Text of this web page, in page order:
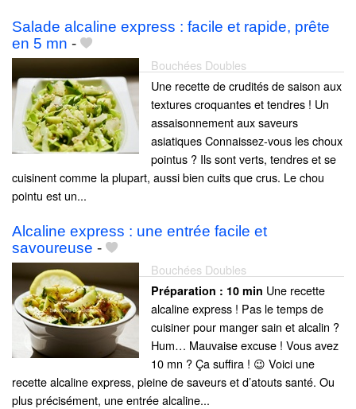
Salade alcaline express : facile et rapide, prête
en 5 mn -
Bouchées Doubles
Une recette de crudités de saison aux
textures croquantes et tendres ! Un
assaisonnement aux saveurs
asiatiques Connaissez-vous les choux
pointus ? Ils sont verts, tendres et se
cuisinent comme la plupart, aussi bien cuits que crus. Le chou
pointu est un...
Alcaline express : une entrée facile et
savoureuse -
Bouchées Doubles
Préparation : 10 min Une recette
alcaline express ! Pas le temps de
cuisiner pour manger sain et alcalin ?
Hum… Mauvaise excuse ! Vous avez
10 mn ? Ça suffira ! 😉 Voici une
recette alcaline express, pleine de saveurs et d’atouts santé. Ou
plus précisément, une entrée alcaline...